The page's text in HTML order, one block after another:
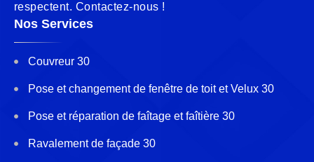
respectent. Contactez-nous !
Nos Services
Couvreur 30
Pose et changement de fenêtre de toit et Velux 30
Pose et réparation de faîtage et faîtière 30
Ravalement de façade 30